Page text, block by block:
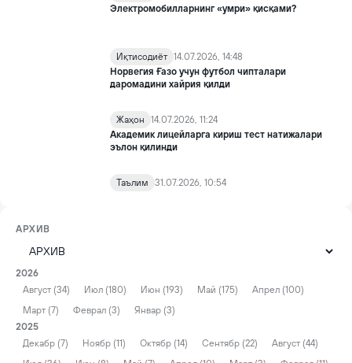
Электромобилларнинг «умри» қисқами?
Иқтисодиёт 14.07.2026, 14:48
Норвегия Ғазо учун футбол чипталари
даромадини хайрия қилди
Жаҳон
14.07.2026, 11:24
Академик лицейларга кириш тест натижалари
эълон қилинди
Таълим 31.07.2026, 10:54
АРХИВ
2026
Август (34)
Июл (180) Июн (193) Май (175)
Апрел (100)
Март (7)
Феврал (3)
Январ (3)
2025
Декабр (7)
Ноябр (11) Октябр (14) Сентябр (22)
Август (44)